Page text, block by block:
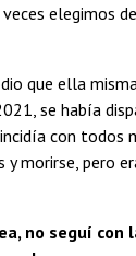
elegimos
que ella
se había
con todos
morirse, pero
no seguí con